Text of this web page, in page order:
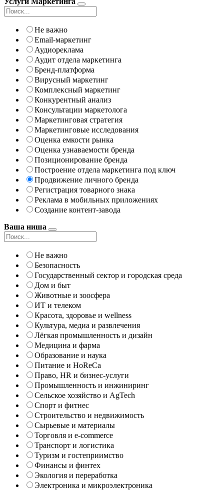
Не важно
Email-маркетинг
Аудиореклама
Аудит отдела маркетинга
Бренд-платформа
Вирусный маркетинг
Комплексный маркетинг
Конкурентный анализ
Консультации маркетолога
Маркетинговая стратегия
Маркетинговые исследования
Оценка емкости рынка
Оценка узнаваемости бренда
Позиционирование бренда
Построение отдела маркетинга под ключ
Продвижение личного бренда
Регистрация товарного знака
Реклама в мобильных приложениях
Создание контент-завода
Ваша ниша
Не важно
Безопасность
Государственный сектор и городская среда
Дом и быт
Животные и зоосфера
ИТ и телеком
Красота, здоровье и wellness
Культура, медиа и развлечения
Лёгкая промышленность и дизайн
Медицина и фарма
Образование и наука
Питание и HoReCa
Право, HR и бизнес-услуги
Промышленность и инжиниринг
Сельское хозяйство и AgTech
Спорт и фитнес
Строительство и недвижимость
Сырьевые и материалы
Торговля и e-commerce
Транспорт и логистика
Туризм и гостеприимство
Финансы и финтех
Экология и переработка
Электроника и микроэлектроника